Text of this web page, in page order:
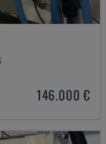
146.000 €